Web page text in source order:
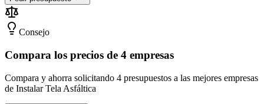
Consejo
Compara los precios de 4 empresas
Compara y ahorra solicitando 4 presupuestos a las mejores empresas
de Instalar Tela Asfáltica